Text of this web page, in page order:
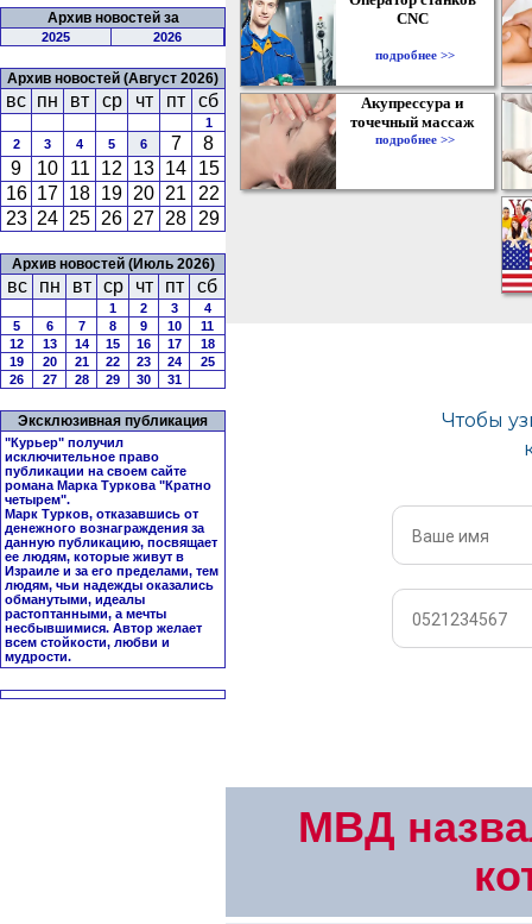
Архив новостей за
2025 2026
Архив новостей (Август 2026)
вс пн вт ср чт пт сб
1
2
3 4 5 6 7
8
9
10 11 12 13 14
15
16 17 18 19 20 21
22
23 24 25 26 27 28 29
Архив новостей (Июль 2026)
вс пн вт ср чт пт сб
1 2 3
4
5
6 7 8 9 10
11
12
13 14 15 16 17
18
19
20 21 22 23 24
25
26
27 28 29 30 31
Эксклюзивная публикация
"Курьер" получил
исключительное право
публикации на своем сайте
романа Марка Туркова "Кратно
четырем".
Марк Турков, отказавшись от
денежного вознаграждения за
данную публикацию, посвящает
ее людям, которые живут в
Израиле и за его пределами, тем
людям, чьи надежды оказались
обманутыми, идеалы
растоптанными, а мечты
несбывшимися. Автор желает
всем стойкости, любви и
мудрости.
CNC
подробнее >>
Акупрессура и
точечный массаж
подробнее >>
МВД